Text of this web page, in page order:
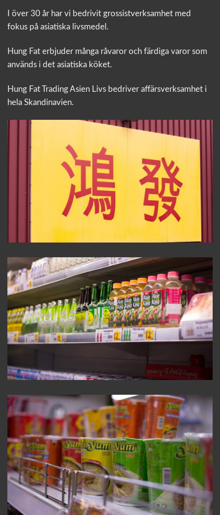
I över 30 år har vi bedrivit grossistverksamhet med
fokus på asiatiska livsmedel.
Hung Fat erbjuder många råvaror och färdiga varor som
används i det asiatiska köket.
Hung Fat Trading Asien Livs bedriver affärsverksamhet i
hela Skandinavien.